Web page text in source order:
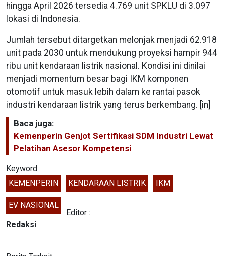
hingga April 2026 tersedia 4.769 unit SPKLU di 3.097
lokasi di Indonesia.
Jumlah tersebut ditargetkan melonjak menjadi 62.918
unit pada 2030 untuk mendukung proyeksi hampir 944
ribu unit kendaraan listrik nasional. Kondisi ini dinilai
menjadi momentum besar bagi IKM komponen
otomotif untuk masuk lebih dalam ke rantai pasok
industri kendaraan listrik yang terus berkembang. [in]
Baca juga:
Kemenperin Genjot Sertifikasi SDM Industri Lewat
Pelatihan Asesor Kompetensi
Keyword:
KEMENPERIN
KENDARAAN LISTRIK IKM
EV NASIONAL
Editor :
Redaksi